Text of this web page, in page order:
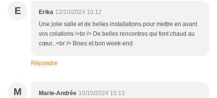
E Erika 12/10/2024 10:12
Une jolie salle et de belles installations pour mettre en avant
vos créations !<br /> De belles rencontres qui font chaud au
cœur...<br /> Bises et bon week-end
Répondre
M Marie-Andrée 10/10/2024 15:13